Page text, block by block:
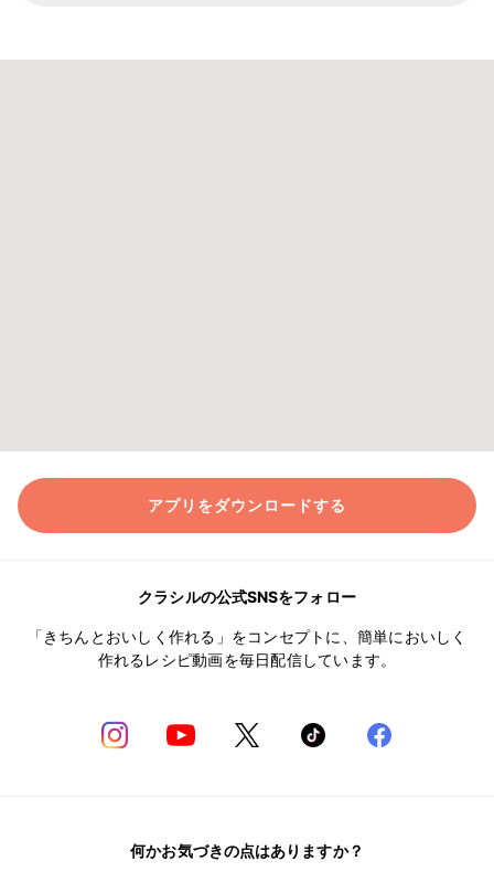
アプリをダウンロードする
クラシルの公式SNSをフォロー
「きちんとおいしく作れる」をコンセプトに、簡単においしく
作れるレシピ動画を毎日配信しています。
何かお気づきの点はありますか？